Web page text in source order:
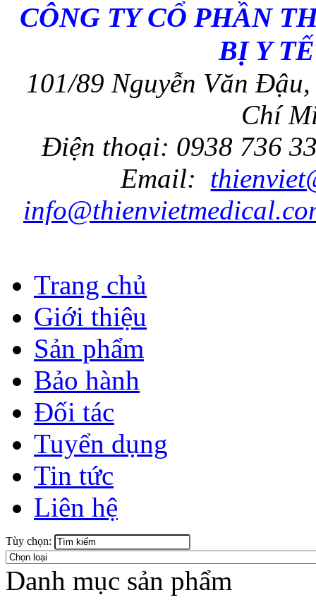
CÔNG TY CỔ PHẦN
BỊ Y
101/89 Nguyễn Văn
Chí
Điện thoại: 0938 736
Email:
Trang chủ
Giới thiệu
Sản phẩm
Bảo hành
Đối tác
Tuyển dụng
Tin tức
Liên hệ
Tùy chọn:
Danh mục sản phẩm